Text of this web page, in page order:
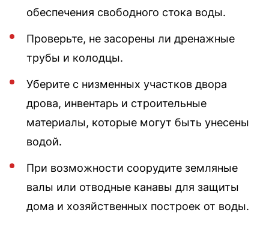
обеспечения свободного стока воды.
Проверьте, не засорены ли дренажные
трубы и колодцы.
Уберите с низменных участков двора
дрова, инвентарь и строительные
материалы, которые могут быть унесены
водой.
При возможности соорудите земляные
валы или отводные канавы для защиты
дома и хозяйственных построек от воды.